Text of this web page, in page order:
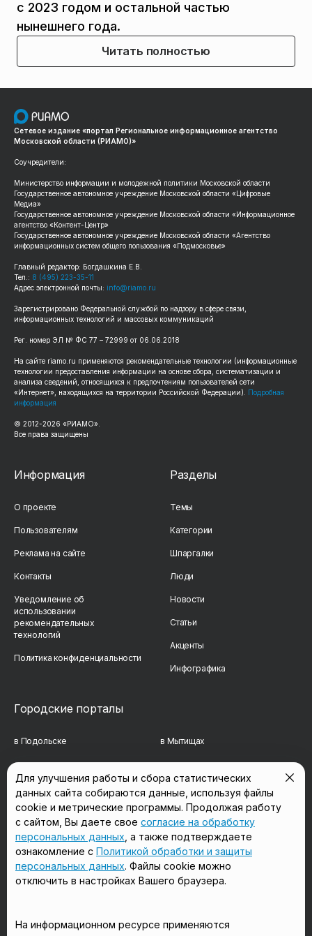
с 2023 годом и остальной частью
нынешнего года.
Читать полностью
Сетевое издание «портал Региональное информационное агентство
Московской области (РИАМО)»
Соучредители:
Министерство информации и молодежной политики Московской области
Государственное автономное учреждение Московской области «Цифровые
Медиа»
Государственное автономное учреждение Московской области «Информационное
агентство «Контент-Центр»
Государственное автономное учреждение Московской области «Агентство
информационных систем общего пользования «Подмосковье»
Главный редактор: Богдашкина Е.В.
Тел.: 8 (495) 223-35-11
Адрес электронной почты: info@riamo.ru
Зарегистрировано Федеральной службой по надзору в сфере связи,
информационных технологий и массовых коммуникаций
Рег. номер ЭЛ № ФС 77 – 72999 от 06.06.2018
На сайте riamo.ru применяются рекомендательные технологии (информационные
технологии предоставления информации на основе сбора, систематизации и
анализа сведений, относящихся к предпочтениям пользователей сети
«Интернет», находящихся на территории Российской Федерации). Подробная
информация
© 2012-2026 «РИАМО».
Все права защищены
Информация
О проекте
Пользователям
Реклама на сайте
Контакты
Уведомление об
использовании
рекомендательных
технологий
Политика конфиденциальности
Разделы
Темы
Категории
Шпаргалки
Люди
Новости
Статьи
Акценты
Инфографика
Городские порталы
в Подольске в Мытищах
в Сергиевом Посаде в Люберцах
в Красногорске в Королёве
в Домодедово в Щёлково
Мы в соцсетях
Для улучшения работы и сбора статистических
данных сайта собираются данные, используя файлы
cookie и метрические программы. Продолжая работу
с сайтом, Вы даете свое согласие на обработку
персональных данных , а также подтверждаете
ознакомление с Политикой обработки и защиты
персональных данных. Файлы cookie можно
отключить в настройках Вашего браузера.
На информационном ресурсе применяются